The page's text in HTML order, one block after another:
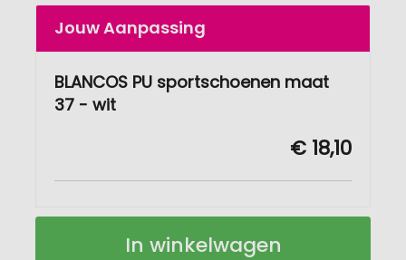
Jouw Aanpassing
BLANCOS PU sportschoenen maat
37 - wit
€ 18,10
BLANCOS
Sportschoenen
Op
In winkelwagen